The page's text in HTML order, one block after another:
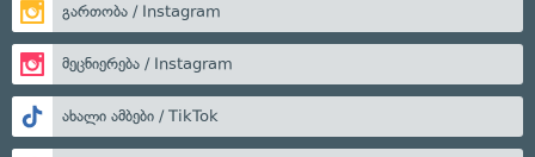
გართობა / Instagram
მეცნიერება / Instagram
ახალი ამბები / TikTok